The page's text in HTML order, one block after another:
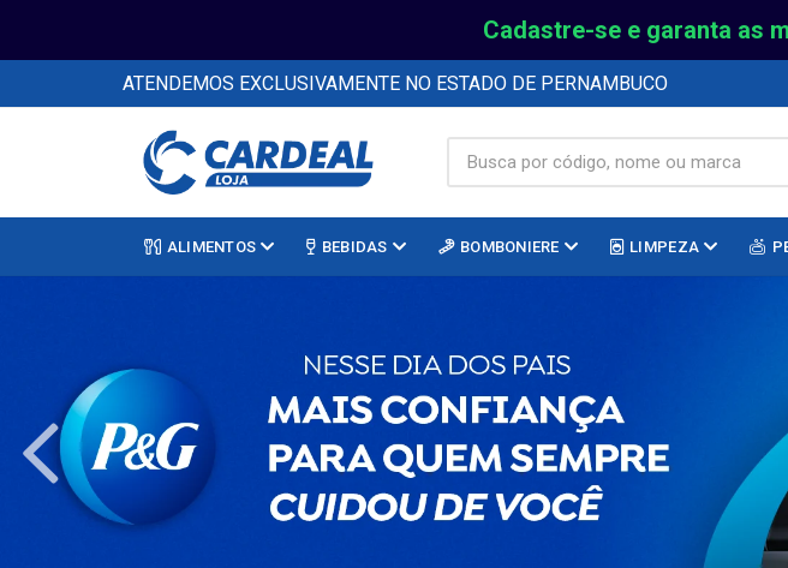
Cadastre-se e garanta as
ATENDEMOS EXCLUSIVAMENTE NO ESTADO DE PERNAMBUCO
ALIMENTOS BEBIDAS BOMBONIERE LIMPEZA